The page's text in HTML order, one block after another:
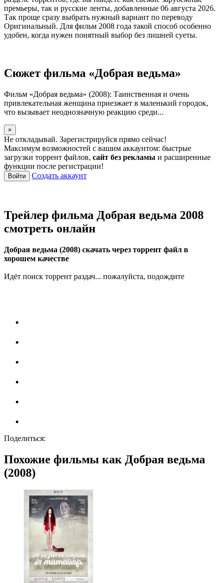
премьеры, так и русские ленты, добавленные 06 августа 2026.
Так проще сразу выбрать нужный вариант по переводу
Оригинальный. Для фильм 2008 года такой способ особенно
удобен, когда нужен понятный выбор без лишней суеты.
Сюжет фильма «Добрая ведьма»
Фильм «Добрая ведьма» (2008): Таинственная и очень
привлекательная женщина приезжает в маленький городок,
что вызывает неоднозначную реакцию среди...
×
Не откладывай. Зарегистрируйся прямо сейчас!
Максимум возможностей с вашим аккаунтом: быстрые
загрузки торрент файлов, сайт без рекламы и расширенные
функции после регистрации!
Войти Создать аккаунт
Трейлер фильма Добрая ведьма 2008
смотреть онлайн
Добрая ведьма (2008) скачать через торрент файл в
хорошем качестве
Идёт поиск торрент раздач... пожалуйста, подождите
Поделиться:
Похожие фильмы как Добрая ведьма
(2008)